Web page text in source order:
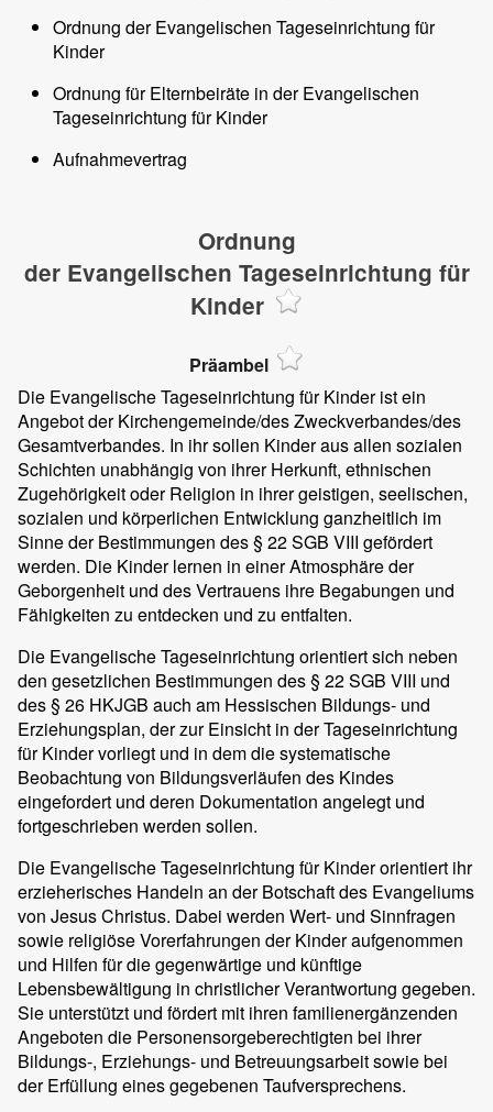
Ordnung der Evangelischen Tageseinrichtung für
Kinder
Ordnung für Elternbeiräte in der Evangelischen
Tageseinrichtung für Kinder
Aufnahmevertrag
Ordnung
der Evangelischen Tageseinrichtung für
Kinder
Präambel
Die Evangelische Tageseinrichtung für Kinder ist ein
Angebot der Kirchengemeinde/des Zweckverbandes/des
Gesamtverbandes. In ihr sollen Kinder aus allen sozialen
Schichten unabhängig von ihrer Herkunft, ethnischen
Zugehörigkeit oder Religion in ihrer geistigen, seelischen,
sozialen und körperlichen Entwicklung ganzheitlich im
Sinne der Bestimmungen des § 22 SGB VIII gefördert
werden. Die Kinder lernen in einer Atmosphäre der
Geborgenheit und des Vertrauens ihre Begabungen und
Fähigkeiten zu entdecken und zu entfalten.
Die Evangelische Tageseinrichtung orientiert sich neben
den gesetzlichen Bestimmungen des § 22 SGB VIII und
des § 26 HKJGB auch am Hessischen Bildungs- und
Erziehungsplan, der zur Einsicht in der Tageseinrichtung
für Kinder vorliegt und in dem die systematische
Beobachtung von Bildungsverläufen des Kindes
eingefordert und deren Dokumentation angelegt und
fortgeschrieben werden sollen.
Die Evangelische Tageseinrichtung für Kinder orientiert ihr
erzieherisches Handeln an der Botschaft des Evangeliums
von Jesus Christus. Dabei werden Wert- und Sinnfragen
sowie religiöse Vorerfahrungen der Kinder aufgenommen
und Hilfen für die gegenwärtige und künftige
Lebensbewältigung in christlicher Verantwortung gegeben.
Sie unterstützt und fördert mit ihren familienergänzenden
Angeboten die Personensorgeberechtigten bei ihrer
Bildungs-, Erziehungs- und Betreuungsarbeit sowie bei
der Erfüllung eines gegebenen Taufversprechens.